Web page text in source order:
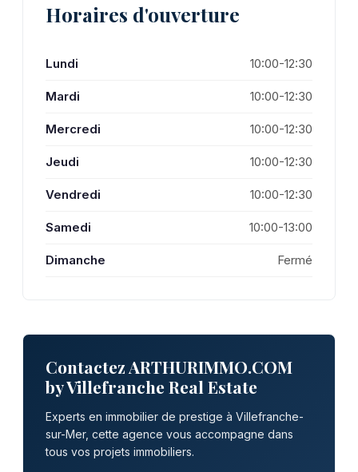
Horaires d'ouverture
Lundi 10:00-12:30
Mardi 10:00-12:30
Mercredi 10:00-12:30
Jeudi 10:00-12:30
Vendredi 10:00-12:30
Samedi 10:00-13:00
Dimanche Fermé
Contactez ARTHURIMMO.COM
by Villefranche Real Estate
Experts en immobilier de prestige à Villefranche-
sur-Mer, cette agence vous accompagne dans
tous vos projets immobiliers.